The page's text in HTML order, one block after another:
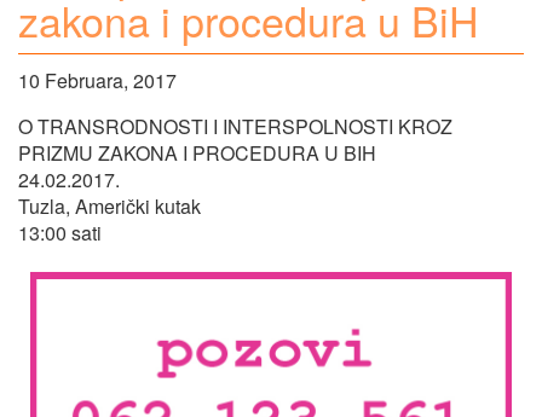
zakona i procedura u BiH
10 Februara, 2017
O TRANSRODNOSTI I INTERSPOLNOSTI KROZ
PRIZMU ZAKONA I PROCEDURA U BIH
24.02.2017.
Tuzla, Američki kutak
13:00 sati